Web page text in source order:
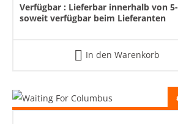
Verfügbar : Lieferbar innerhalb von
soweit verfügbar beim Lieferanten
In den Warenkorb